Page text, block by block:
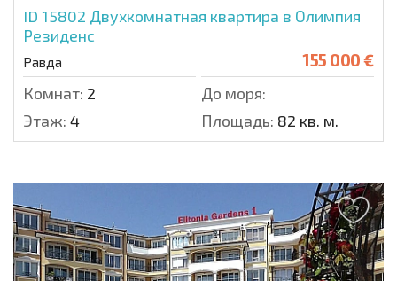
ID 15802 Двухкомнатная квартира в Олимпия
Резиденс
Равда 155 000 €
Комнат: 2
До моря:
Этаж: 4 Площадь: 82 кв. м.